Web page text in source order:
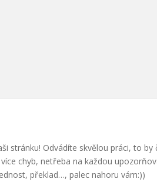
stránku! Odvádíte skvělou práci, to by
chyb, netřeba na každou
překlad…, palec nahoru vám:))